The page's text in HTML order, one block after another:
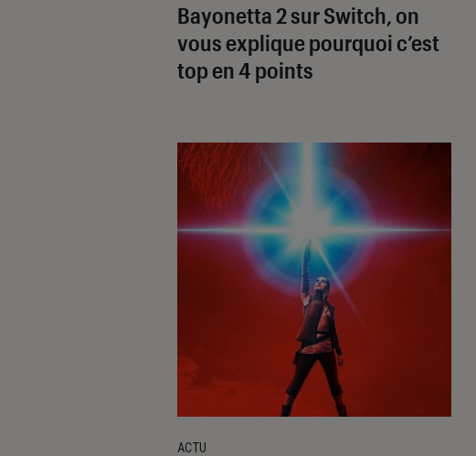
Bayonetta 2 sur Switch, on
vous explique pourquoi c’est
top en 4 points
ACTU